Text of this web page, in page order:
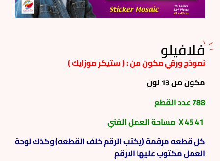
فلافيلو
نموذج ورقي مكون من : ( ستيكر موزايك )
مكون من 13 لون
788 عدد القطع
كل قطعه مرقمة (يكتب الرقم خلف القطعه) وكذك لوحة
العمل مكتوب عليها الارقم